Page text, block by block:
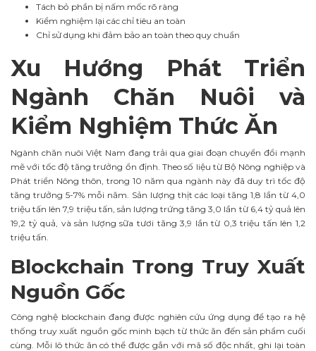
Tách bỏ phần bị nấm mốc rõ ràng
Kiểm nghiệm lại các chỉ tiêu an toàn
Chỉ sử dụng khi đảm bảo an toàn theo quy chuẩn
Xu Hướng Phát Triển
Ngành Chăn Nuôi và
Kiểm Nghiệm Thức Ăn
Ngành chăn nuôi Việt Nam đang trải qua giai đoạn chuyển đổi mạnh
mẽ với tốc độ tăng trưởng ổn định. Theo số liệu từ Bộ Nông nghiệp và
Phát triển Nông thôn, trong 10 năm qua ngành này đã duy trì tốc độ
tăng trưởng 5-7% mỗi năm. Sản lượng thịt các loại tăng 1,8 lần từ 4,0
triệu tấn lên 7,9 triệu tấn, sản lượng trứng tăng 3,0 lần từ 6,4 tỷ quả lên
19,2 tỷ quả, và sản lượng sữa tươi tăng 3,9 lần từ 0,3 triệu tấn lên 1,2
triệu tấn.
Blockchain Trong Truy Xuất
Nguồn Gốc
Công nghệ blockchain đang được nghiên cứu ứng dụng để tạo ra hệ
thống truy xuất nguồn gốc minh bạch từ thức ăn đến sản phẩm cuối
cùng. Mỗi lô thức ăn có thể được gắn với mã số độc nhất, ghi lại toàn